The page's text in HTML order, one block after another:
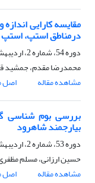
مقایسه کارایی
درمناطق استپ، استپ
دوره 54، شماره 2، اردیبهشت 1380
محمدرضا مقدم، جمشید
مشاهده مقاله
اصل
بیارجمند شاهرود
دوره 53، شماره 2، اردیبهشت 1379
حسین ارزانی، مسلم
مشاهده مقاله
اصل